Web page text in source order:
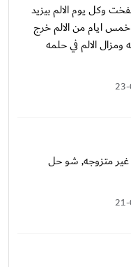
وكل يوم الالم بيزيد
ايام من الالم خرج
ومزال الالم في حلمه
متزوجه, شو حل